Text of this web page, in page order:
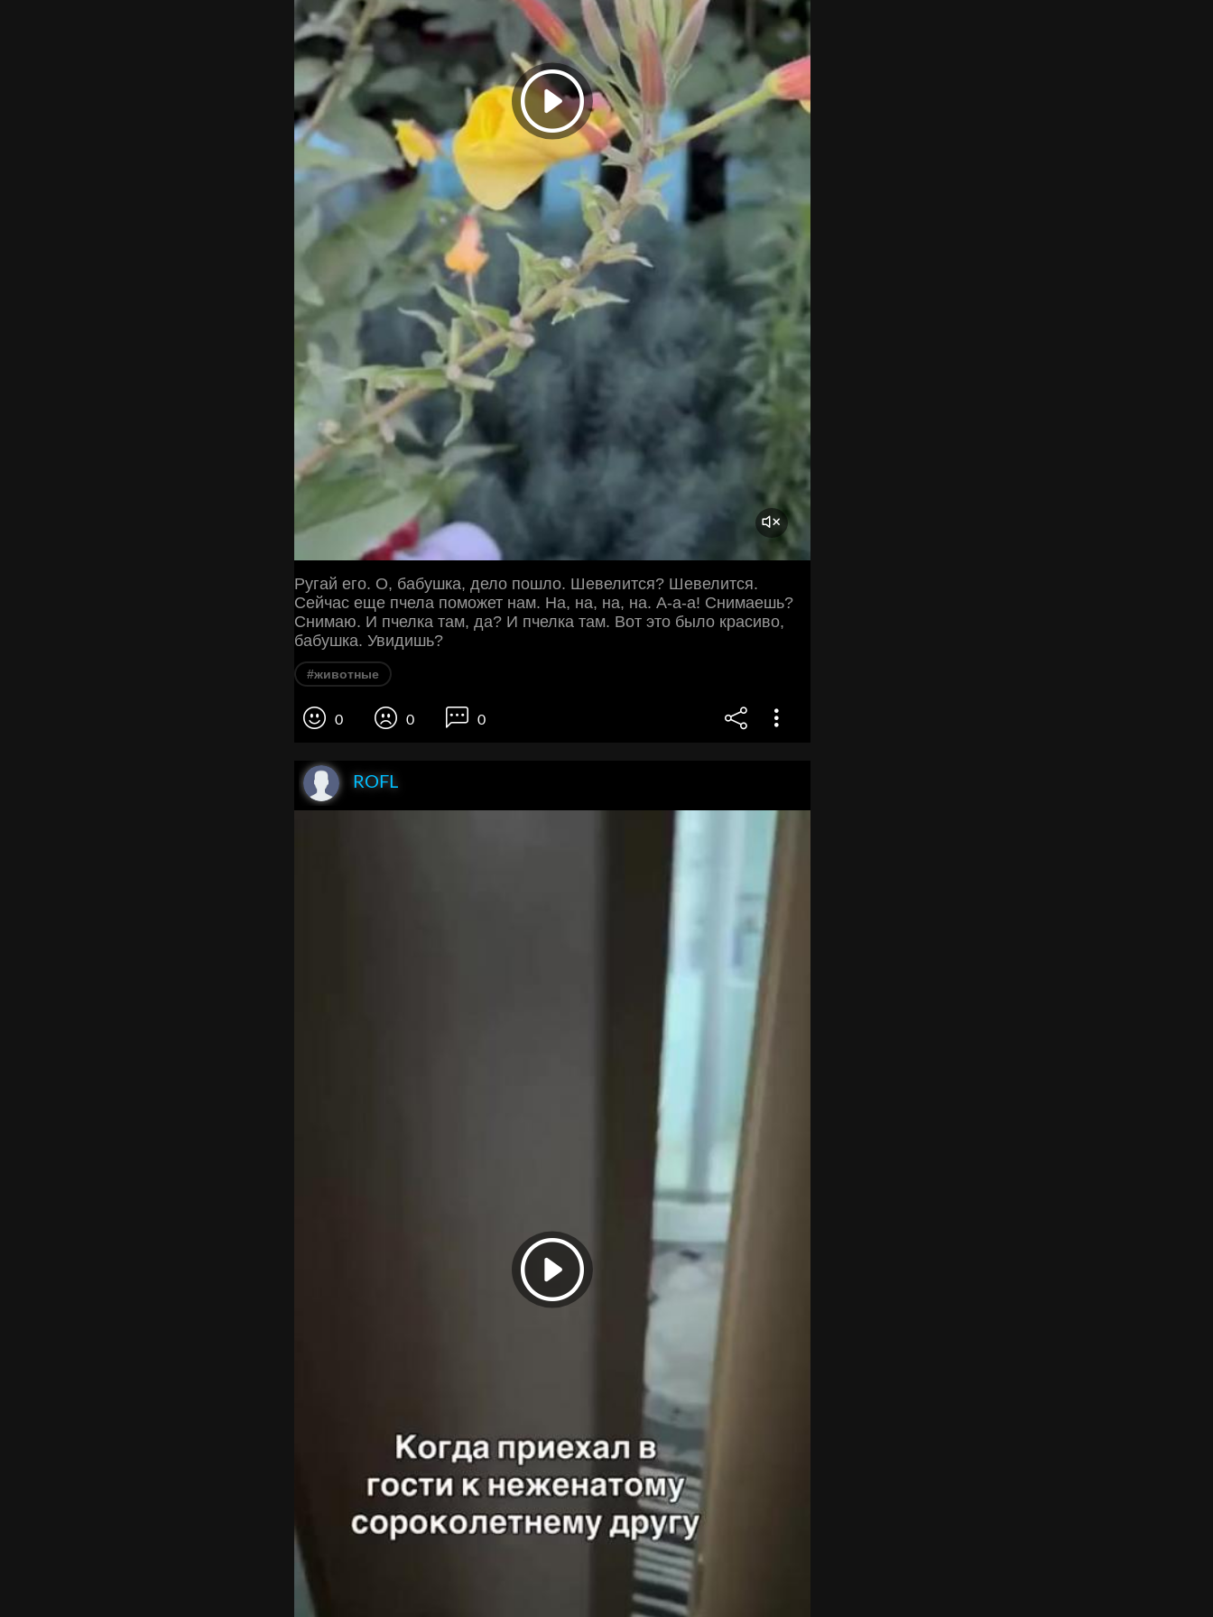
Ругай его. О, бабушка, дело пошло. Шевелится? Шевелится.
Сейчас еще пчела поможет нам. На, на, на, на. А-а-а! Снимаешь?
Снимаю. И пчелка там, да? И пчелка там. Вот это было красиво,
бабушка. Увидишь?
#животные
0 0 0
ROFL